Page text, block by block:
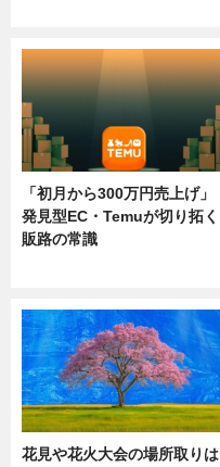
「初月から300万円売上げ」
発見型EC・Temuが切り拓く
販路の常識
花見や花火大会の場所取りは